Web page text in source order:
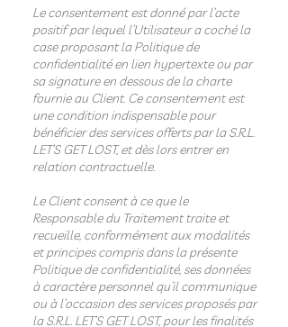
Le consentement est donné par l’acte
positif par lequel l’Utilisateur a coché la
case proposant la Politique de
confidentialité en lien hypertexte ou par
sa signature en dessous de la charte
fournie au Client. Ce consentement est
une condition indispensable pour
bénéficier des services offerts par la S.R.L.
LET’S GET LOST, et dès lors entrer en
relation contractuelle.
Le Client consent à ce que le
Responsable du Traitement traite et
recueille, conformément aux modalités
et principes compris dans la présente
Politique de confidentialité, ses données
à caractère personnel qu’il communique
ou à l’occasion des services proposés par
la S.R.L. LET’S GET LOST, pour les finalités